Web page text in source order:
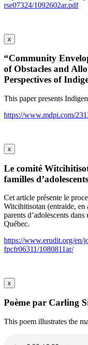
rse07324/1092602ar.pdf
x
“Community
of Obstacles and
Perspectives of
This paper presents
https://www.mdpi.com/
x
Le comité
familles
Cet article présente le
Witcihitisotan (entraide, en
parents d’adolescents
Québec.
https://www.erudit.org/en/
fpcfr06311/1080811ar/
x
Poème par Carling
This poem illustrates the